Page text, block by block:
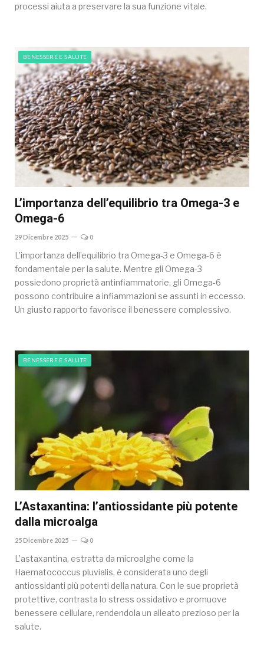
processi aiuta a preservare la sua funzione vitale.
BENESSERE E SALUTE
L’importanza dell’equilibrio tra Omega-3 e
Omega-6
29 Dicembre 2025 0
L’importanza dell’equilibrio tra Omega-3 e Omega-6 è
fondamentale per la salute. Mentre gli Omega-3
possiedono proprietà antinfiammatorie, gli Omega-6
possono contribuire a infiammazioni se assunti in eccesso.
Un giusto rapporto favorisce il benessere complessivo.
BENESSERE E SALUTE
L’Astaxantina: l’antiossidante più potente
dalla microalga
25 Dicembre 2025 0
L’astaxantina, estratta da microalghe come la
Haematococcus pluvialis, è considerata uno degli
antiossidanti più potenti della natura. Con le sue proprietà
protettive, contrasta lo stress ossidativo e promuove
benessere cellulare, rendendola un alleato prezioso per la
salute.